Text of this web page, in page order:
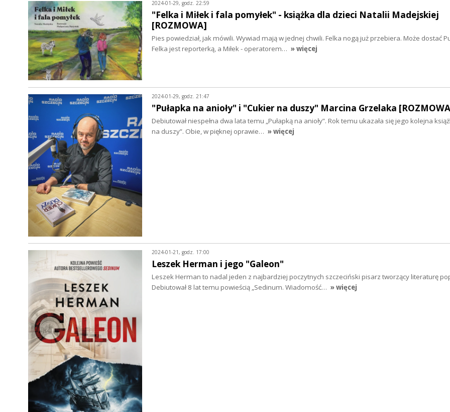
2024-01-29, godz. 22:59
"Felka i Miłek i fala pomyłek" - książka dla dzieci Natalii Madejskiej
[ROZMOWA]
Pies powiedział, jak mówili. Wywiad mają w jednej chwili. Felka nogą już przebiera. Może dostać
Felka jest reporterką, a Miłek - operatorem… » więcej
2024-01-29, godz. 21:47
"Pułapka na anioły" i "Cukier na duszy" Marcina Grzelaka
Debiutował niespełna dwa lata temu „Pułapką na anioły”. Rok temu ukazała się jego kolejna
na duszy”. Obie, w pięknej oprawie… » więcej
2024-01-21, godz. 17:00
Leszek Herman i jego "Galeon"
Leszek Herman to nadal jeden z najbardziej poczytnych szczeciński pisarz tworzący literaturę
Debiutował 8 lat temu powieścią „Sedinum. Wiadomość… » więcej